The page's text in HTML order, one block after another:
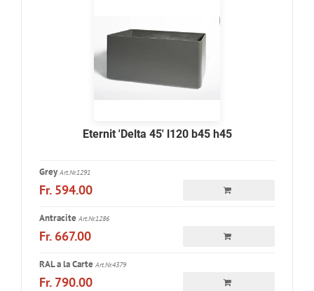
Eternit 'Delta 45' l120 b45 h45
Grey Art.Nr.1291
Fr. 594.00
Antracite Art.Nr.1286
Fr. 667.00
RAL a la Carte Art.Nr.4379
Fr. 790.00